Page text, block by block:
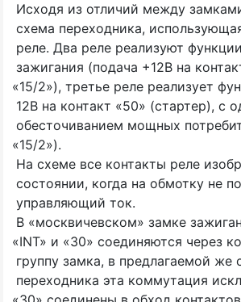
Исходя из отличий между
схема переходника,
реле. Два реле реализуют
зажигания (подача +12В на
«15/2»), третье реле реализует
12В на контакт «50» (стартер), с
обесточиванием мощных
«15/2»).
На схеме все контакты реле
состоянии, когда на обмотку не
управляющий ток.
В «москвичевском» замке
«INT» и «30» соединяются через
группу замка, в предлагаемой же
переходника эта коммутация